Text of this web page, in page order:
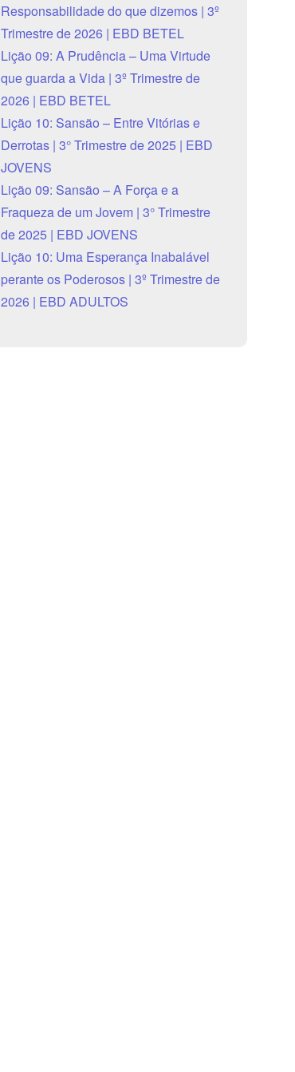
Responsabilidade do que dizemos | 3º
Trimestre de 2026 | EBD BETEL
Lição 09: A Prudência – Uma Virtude
que guarda a Vida | 3º Trimestre de
2026 | EBD BETEL
Lição 10: Sansão – Entre Vitórias e
Derrotas | 3° Trimestre de 2025 | EBD
JOVENS
Lição 09: Sansão – A Força e a
Fraqueza de um Jovem | 3° Trimestre
de 2025 | EBD JOVENS
Lição 10: Uma Esperança Inabalável
perante os Poderosos | 3º Trimestre de
2026 | EBD ADULTOS